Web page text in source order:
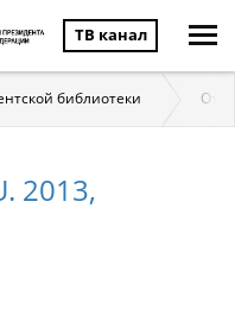
ТВ канал
библиотеки
2013,